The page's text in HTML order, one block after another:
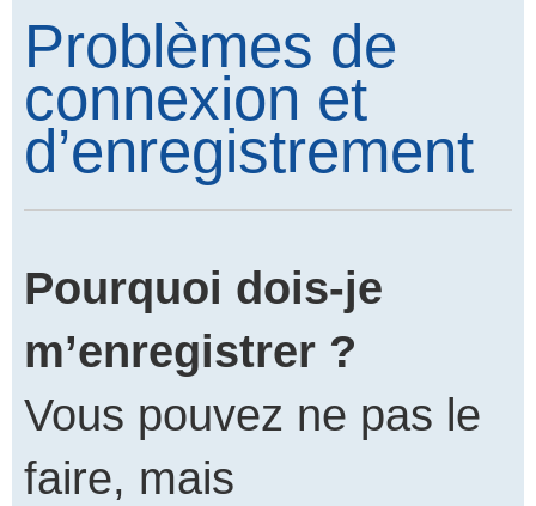
Problèmes de
connexion et
d’enregistrement
Pourquoi dois-je
m’enregistrer ?
Vous pouvez ne pas le
faire, mais